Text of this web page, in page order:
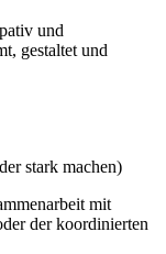
und
gestaltet und
stark machen)
mit
der koordinierten